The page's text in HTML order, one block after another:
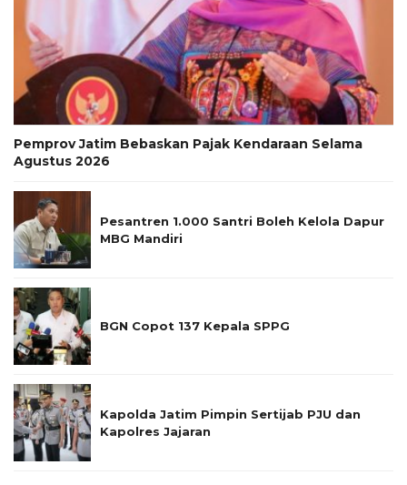
Pemprov Jatim Bebaskan Pajak Kendaraan Selama
Agustus 2026
Pesantren 1.000 Santri Boleh Kelola Dapur
MBG Mandiri
BGN Copot 137 Kepala SPPG
Kapolda Jatim Pimpin Sertijab PJU dan
Kapolres Jajaran